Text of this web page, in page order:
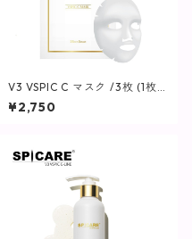
V3 VSPIC C マスク /3枚 (1枚2
5ml)【SPICARE】
¥2,750